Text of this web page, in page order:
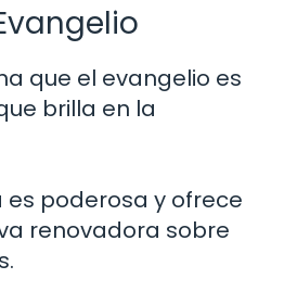
que el evangelio es
brilla en la
poderosa y ofrece
renovadora sobre